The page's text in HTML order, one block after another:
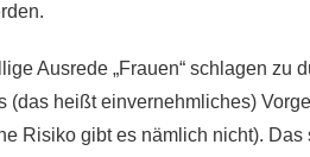
Ausrede „Frauen“ schlagen
(das heißt einvernehmliches)
Risiko gibt es nämlich nicht).